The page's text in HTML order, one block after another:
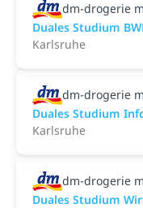
dm-drogerie
Duales Studium
Karlsruhe
dm-drogerie
Duales Studium
Karlsruhe
dm-drogerie
Duales Studium